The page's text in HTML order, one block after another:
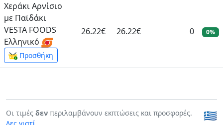
Χεράκι Αρνίσιο
με Παϊδάκι
VESTA FOODS
Ελληνικό
Προσθήκη
26.22€ 26.22€ 0 0%
Οι τιμές δεν περιλαμβάνουν εκπτώσεις και προσφορές.
🇬🇷